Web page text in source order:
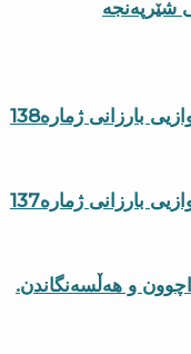
شێرپه‌نجه‌
بارزانی ژمارە138
بارزانی ژمارە137
و هەڵسەنگاندن.